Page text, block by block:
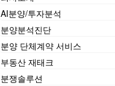
AI분양/투자분석
분양분석진단
분양 단체계약 서비스
부동산 재태크
분쟁솔루션